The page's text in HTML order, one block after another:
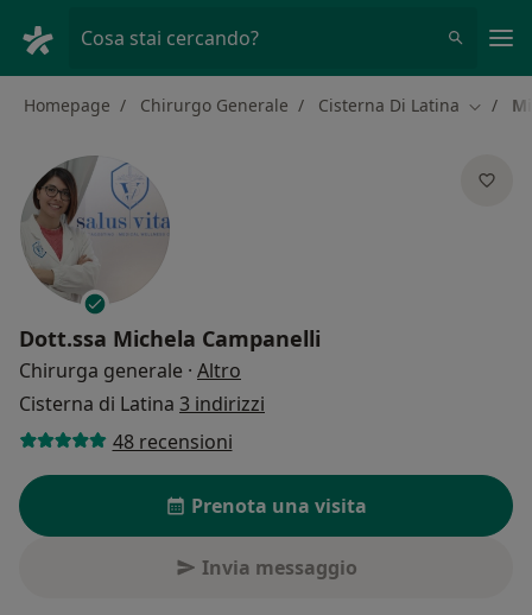
Cosa stai cercando?
Homepage Chirurgo Generale Cisterna Di Latina
Dott.ssa Michela Campanelli
Chirurga generale · Altro
Cisterna di Latina 3 indirizzi
48 recensioni
Prenota una visita
Invia messaggio